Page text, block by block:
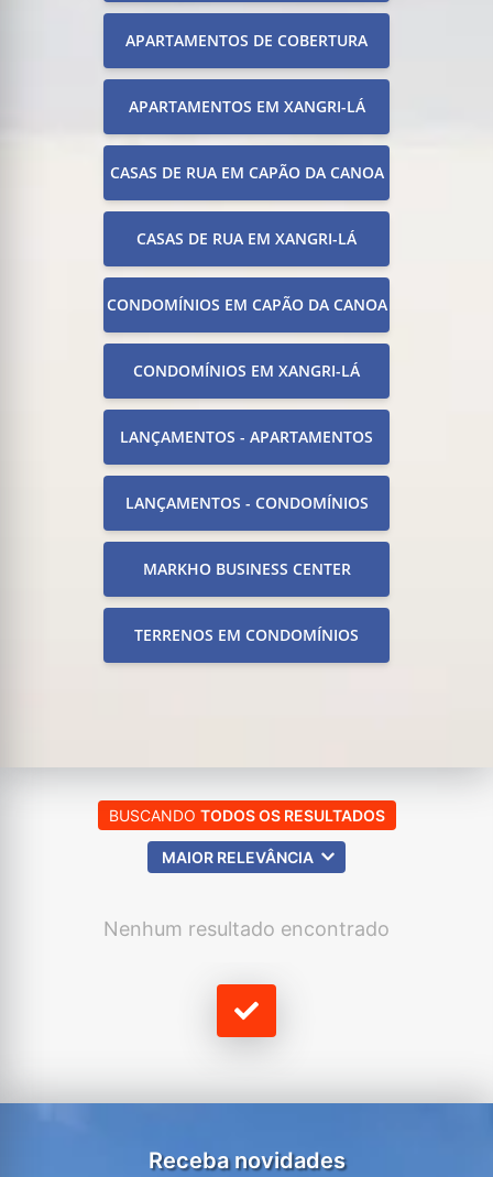
APARTAMENTOS DE COBERTURA
APARTAMENTOS EM XANGRI-LÁ
CASAS DE RUA EM CAPÃO DA CANOA
CASAS DE RUA EM XANGRI-LÁ
CONDOMÍNIOS EM CAPÃO DA CANOA
CONDOMÍNIOS EM XANGRI-LÁ
LANÇAMENTOS - APARTAMENTOS
LANÇAMENTOS - CONDOMÍNIOS
MARKHO BUSINESS CENTER
TERRENOS EM CONDOMÍNIOS
BUSCANDO TODOS OS RESULTADOS
MAIOR RELEVÂNCIA
Nenhum resultado encontrado
Receba novidades